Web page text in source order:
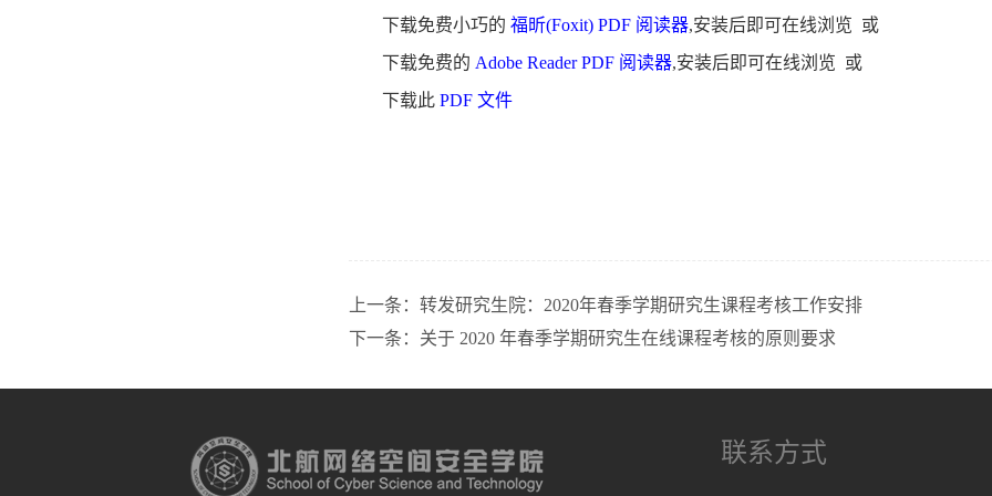
下载免费小巧的 福昕(Foxit) PDF 阅读器,安装后即可在线浏览 或
下载免费的 Adobe Reader PDF 阅读器,安装后即可在线浏览 或
下载此 PDF 文件
上一条： 转发研究生院：2020年春季学期研究生课程考核工作安排
下一条： 关于 2020 年春季学期研究生在线课程考核的原则要求
联系方式